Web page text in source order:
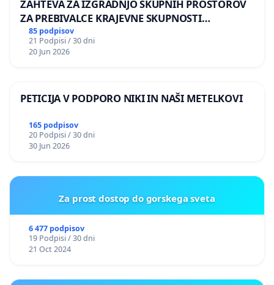
ZAHTEVA ZA IZGRADNJO SKUPNIH PROSTOROV
ZA PREBIVALCE KRAJEVNE SKUPNOSTI
PRESTRANEK
85 podpisov
21 Podpisi / 30 dni
20 Jun 2026
PETICIJA V PODPORO NIKI IN NAŠI METELKOVI
165 podpisov
20 Podpisi / 30 dni
30 Jun 2026
Za prost dostop do gorskega sveta
6 477 podpisov
19 Podpisi / 30 dni
21 Oct 2024